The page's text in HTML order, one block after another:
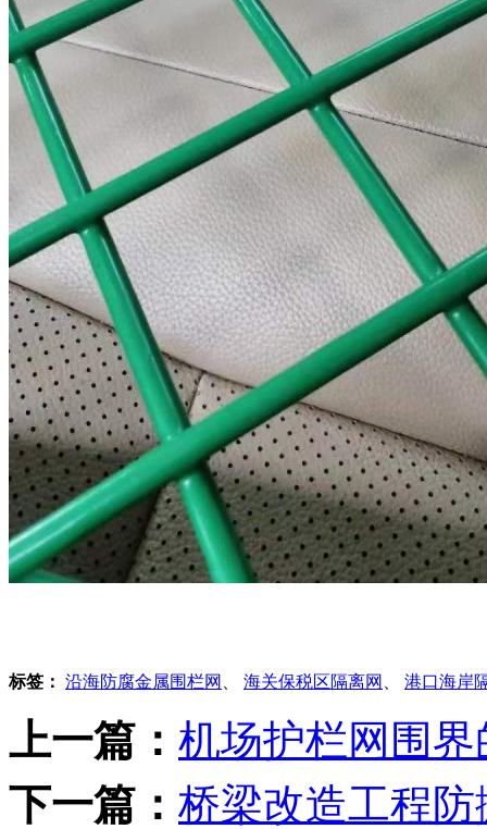
标签： 沿海防腐金属围栏网 海关保税区隔离网 港口海岸
上一篇： 机场护栏网围界
下一篇： 桥梁改造工程